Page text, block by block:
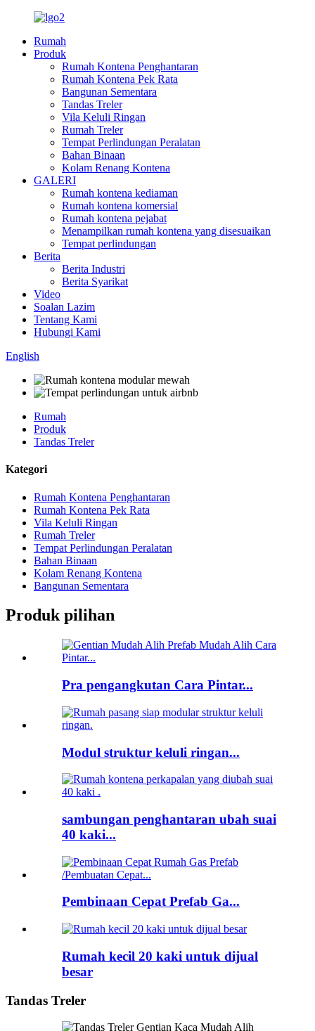
Rumah
Produk
Rumah Kontena Penghantaran
Rumah Kontena Pek Rata
Bangunan Sementara
Tandas Treler
Vila Keluli Ringan
Rumah Treler
Tempat Perlindungan Peralatan
Bahan Binaan
Kolam Renang Kontena
GALERI
Rumah kontena kediaman
Rumah kontena komersial
Rumah kontena pejabat
Menampilkan rumah kontena yang disesuaikan
Tempat perlindungan
Berita
Berita Industri
Berita Syarikat
Video
Soalan Lazim
Tentang Kami
Hubungi Kami
English
Rumah
Produk
Tandas Treler
Kategori
Rumah Kontena Penghantaran
Rumah Kontena Pek Rata
Vila Keluli Ringan
Rumah Treler
Tempat Perlindungan Peralatan
Bahan Binaan
Kolam Renang Kontena
Bangunan Sementara
Produk pilihan
Pra pengangkutan Cara Pintar...
Modul struktur keluli ringan...
sambungan penghantaran ubah suai
40 kaki...
Pembinaan Cepat Prefab Ga...
Rumah kecil 20 kaki untuk dijual
besar
Tandas Treler